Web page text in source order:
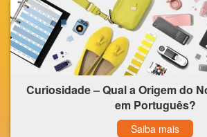
Curiosidade – Qual a Origem do
em Português?
Saiba mais